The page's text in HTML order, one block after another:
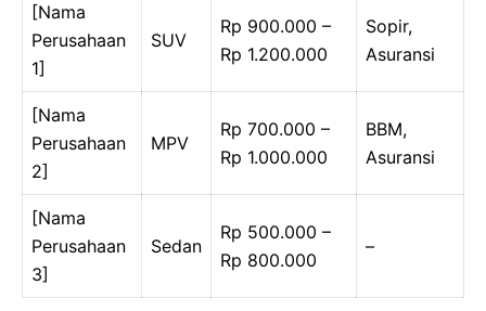
[Nama
Perusahaan
1]
SUV
Rp 900.000 –
Rp 1.200.000
Sopir,
Asuransi
[Nama
Perusahaan
2]
MPV
Rp 700.000 –
Rp 1.000.000
BBM,
Asuransi
[Nama
Perusahaan
3]
Sedan
Rp 500.000 –
Rp 800.000
–